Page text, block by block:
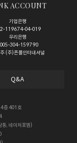
ACCOUNT
기업은행
119674-04-019
우리은행
304-159790
(주)존폴인터내셔널
Q&A
4층 401호
동, 네이처포엠)